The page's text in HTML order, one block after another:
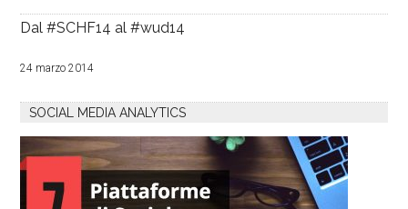
Dal #SCHF14 al #wud14
24 marzo 2014
SOCIAL MEDIA ANALYTICS